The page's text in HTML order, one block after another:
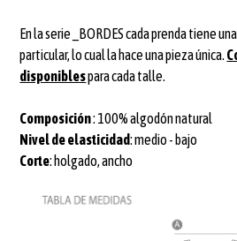
En la serie _BORDES cada prenda tiene
particular, lo cual la hace una pieza única.
disponiblespara cada talle.
Composición: 100% algodón natural
Nivel de elasticidad: medio - bajo
Corte: holgado, ancho